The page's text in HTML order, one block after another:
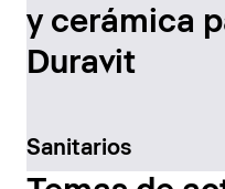
y cerámica
Duravit
Sanitarios